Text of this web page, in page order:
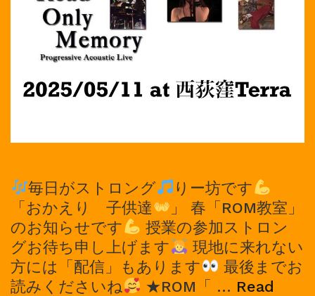
毎日がストロング
りー坊です
「おかえり 子供達
」 春「ROM教室」
のお知らせです
授業の参加ストロン
グお待ち申し上げます
現地に来れない
方には「配信」もあります
最後までお
読みくださいね
★ROM「 … Read